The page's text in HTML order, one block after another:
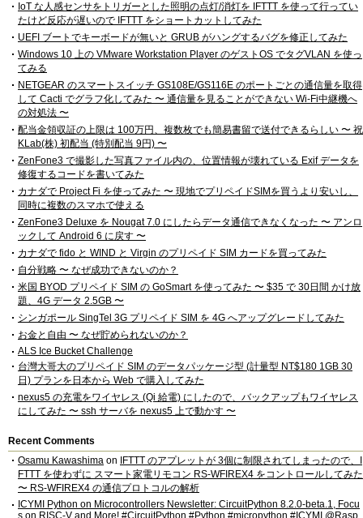
IoT な人感センサをトリガーとした照明の点灯/消灯を IFTTT を使って行ってい
たけど反応が遅いので IFTTT をショートカットしてみた
UEFI ブートでキーボードが無いと GRUB がハングするバグを修正してみた
Windows 10 上の VMware Workstation Player のゲストOS でタグVLAN を使っ
てみる
NETGEAR のスマートスイッチ GS108E/GS116E のポートごとの通信量を取得
して Cacti でグラフ化してみた 〜 通信量を見ることができない Wi-Fi中継機へ
の対処法 〜
配当金領収証の上限は 100万円、複数枚でも簡易書留で送付できるらしい 〜 祝
KLab(株) 初配当 (特別配当 9円) 〜
ZenFone3 で撮影した写真ファイル内の、位置情報が壊れている Exif データを
修復するコードを書いてみた
カナダで Project Fi を使ってみた 〜 現地でプリペイドSIMを買うより安いし、
同時に複数のスマホで使える
ZenFone3 Deluxe を Nougat 7.0 にしたらデータ通信できなくなった 〜 アンロ
ックして Android 6 に戻す 〜
カナダで fido と WIND と Virgin のプリペイド SIM カードを買ってみた
自分戦略 〜 なぜ成功できないのか？
米国 BYOD プリペイド SIM の GoSmart を使ってみた 〜 $35 で 30日間 かけ放
題、4G データ 2.5GB 〜
シンガポール SingTel 3G プリペイド SIM を 4G へアップグレードしてみた
お金と自由 〜 なぜ貯められないのか？
ALS Ice Bucket Challenge
台灣大哥大のプリペイド SIM のデータパッケージ型 (計量型 NT$180 1GB 30
日) プランを日本から Web で購入してみた
nexus5 の充電をワイヤレス (Qi 給電) にしたので、バックアップもワイヤレス
にしてみた 〜 ssh サーバを nexus5 上で動かす 〜
Recent Comments
Osamu Kawashima on
IFTTT のアプレットが 3個に制限されてしまったので、I
FTTT を使わずに スマート家電リモコン RS-WFIREX4 をコントロールしてみた
〜 RS-WFIREX4 の通信プロトコルの解析
ICYMI Python on Microcontrollers Newsletter: CircuitPython 8.2.0-beta.1, Focu